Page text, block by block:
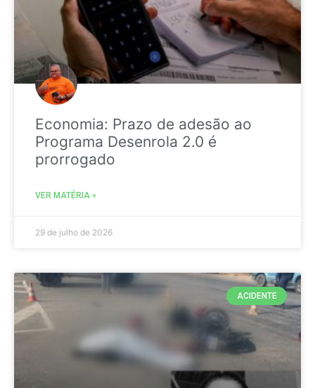
Economia: Prazo de adesão ao
Programa Desenrola 2.0 é
prorrogado
VER MATÉRIA »
29 de julho de 2026
ACIDENTE